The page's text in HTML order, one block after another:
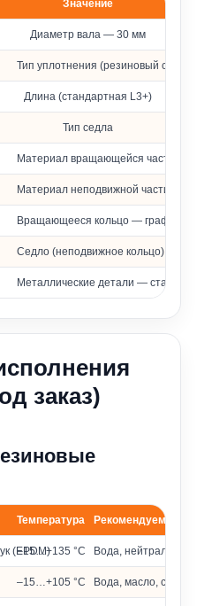
уплотнения 2100
Значение
Диаметр вала — 30 мм
Тип уплотнения (резиновый сильфон)
Длина (стандартная L3+)
Тип седла
Материал вращающейся части —
Материал неподвижной части —
Вращающееся кольцо — графит,
Седло (неподвижное кольцо) —
Металлические детали — сталь 316
заказ)
и их применение
Температура Рекомендуемые
(EPDM)
–15…+135 °C Вода, нейтральные и
–15…+105 °C Вода, масло,